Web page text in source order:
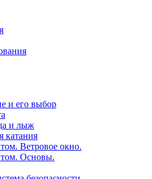
и его выбор
и лыж
катания
Ветровое окно.
Основы.